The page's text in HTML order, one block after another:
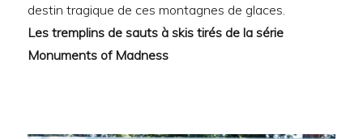
destin tragique de ces montagnes de glaces.
Les tremplins de sauts à skis tirés de la série
Monuments of Madness